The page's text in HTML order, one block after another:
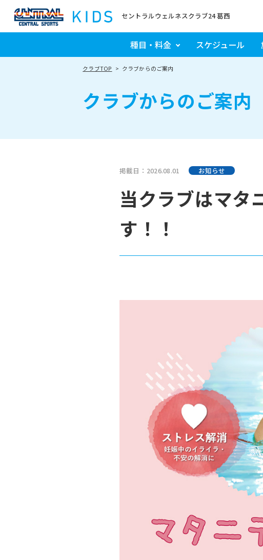
セントラルウェルネスクラブ24 葛西
種目・料金 スケジュール
クラブTOP クラブからのご案内
クラブからのご案内
掲載日：2026.08.01 お知らせ
当クラブはマタ
す！！